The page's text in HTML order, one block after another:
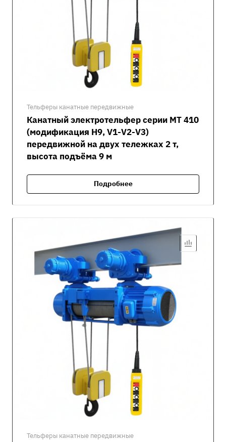
Тельферы канатные передвижные
Канатный электротельфер серии MT 410
(модификация H9, V1-V2-V3)
передвижной на двух тележках 2 т,
высота подъёма 9 м
Подробнее
Тельферы канатные передвижные